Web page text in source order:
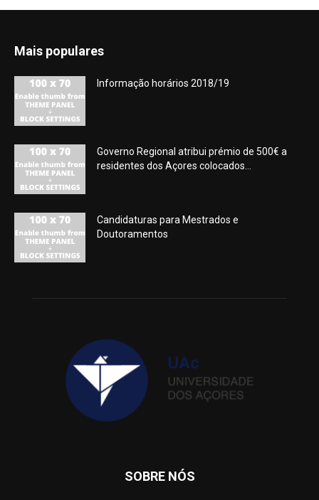
Mais populares
Informação horários 2018/19
Governo Regional atribui prémio de 500€ a
residentes dos Açores colocados...
Candidaturas para Mestrados e
Doutoramentos
SOBRE NÓS